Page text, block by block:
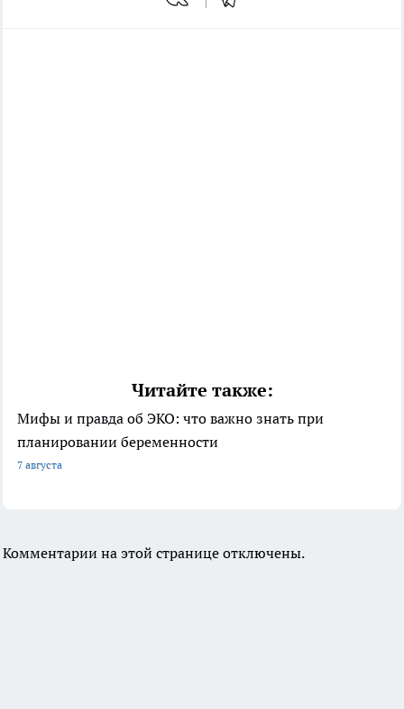
Читайте также:
Мифы и правда об ЭКО: что важно знать при
планировании беременности
7 августа
Комментарии на этой странице отключены.